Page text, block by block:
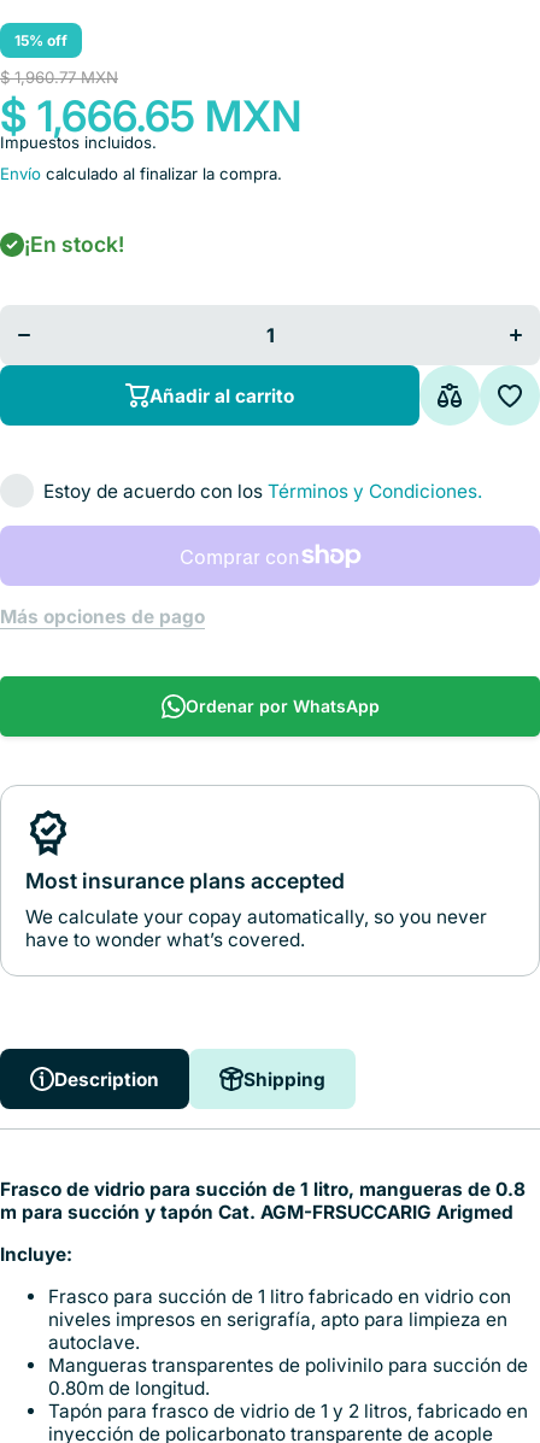
15% off
$ 1,960.77 MXN
$ 1,666.65 MXN
Impuestos incluidos.
Envío calculado al finalizar la compra.
¡En stock!
cantidad para
mangueras de
succión y
FRSUCCARIG
Añadir al carrito
Estoy de acuerdo con los Términos y Condiciones.
Más opciones de pago
Ordenar por WhatsApp
Most insurance plans accepted
We calculate your copay automatically, so you never
have to wonder what’s covered.
Description Shipping
Frasco de vidrio para succión de 1 litro, mangueras de 0.8
m para succión y tapón Cat. AGM-FRSUCCARIG Arigmed
Incluye:
Frasco para succión de 1 litro fabricado en vidrio con
niveles impresos en serigrafía, apto para limpieza en
autoclave.
Mangueras transparentes de polivinilo para succión de
0.80m de longitud.
Tapón para frasco de vidrio de 1 y 2 litros, fabricado en
inyección de policarbonato transparente de acople